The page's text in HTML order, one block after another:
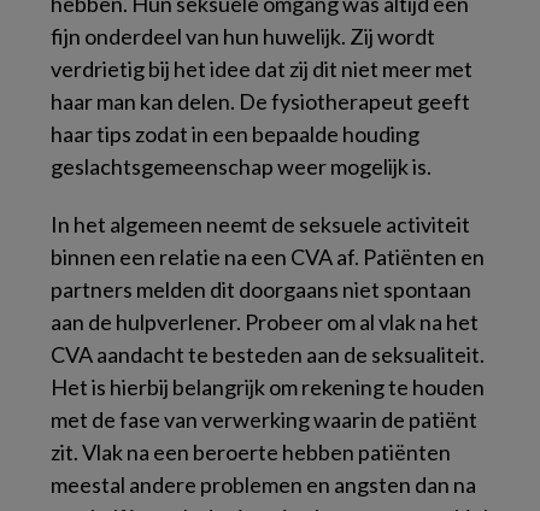
fijn onderdeel van hun huwelijk. Zij wordt
verdrietig bij het idee dat zij dit niet meer met
haar man kan delen. De fysiotherapeut geeft
haar tips zodat in een bepaalde houding
geslachtsgemeenschap weer mogelijk is.
In het algemeen neemt de seksuele activiteit
binnen een relatie na een CVA af. Patiënten en
partners melden dit doorgaans niet spontaan
aan de hulpverlener. Probeer om al vlak na het
CVA aandacht te besteden aan de seksualiteit.
Het is hierbij belangrijk om rekening te houden
met de fase van verwerking waarin de patiënt
zit. Vlak na een beroerte hebben patiënten
meestal andere problemen en angsten dan na